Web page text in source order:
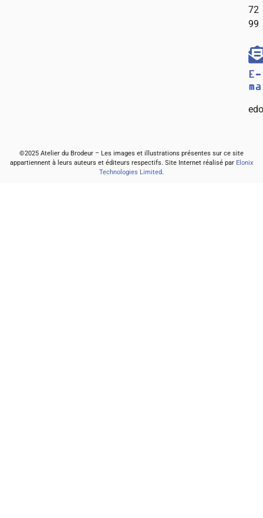
72
99
E-
©2025 Atelier du Brodeur – Les images et illustrations présentes sur ce site
appartiennent à leurs auteurs et éditeurs respectifs. Site Internet réalisé par Elonix
Technologies Limited.